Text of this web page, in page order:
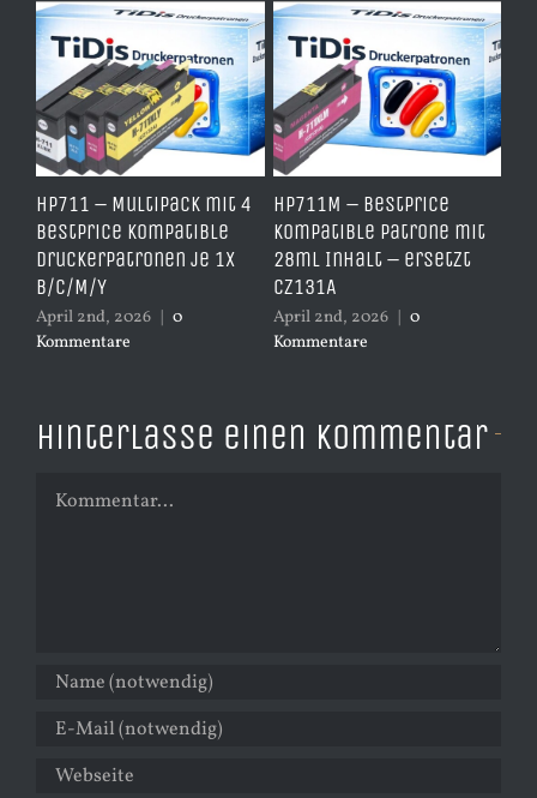
HP711 – Multipack mit 4
BestPrice kompatible
Druckerpatronen je 1x
B/C/M/Y
April 2nd, 2026 | 0
Kommentare
HP711M – BestPrice
kompatible Patrone mit
28ml Inhalt – ersetzt
CZ131A
April 2nd, 2026 | 0
Kommentare
Hinterlasse einen Kommentar
Kommentar